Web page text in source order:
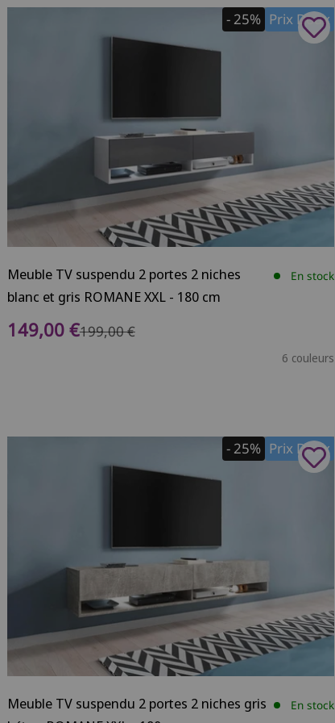
Prix Doux
- 25%
Meuble TV suspendu 2 portes 2 niches
blanc et gris ROMANE XXL - 180 cm
En stock
Prix de vente
149,00 €Prix normal
199,00 €
6 couleurs
Prix Doux
- 25%
Meuble TV suspendu 2 portes 2 niches gris
En stock